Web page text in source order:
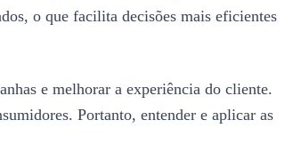
o que facilita decisões mais eficientes
e melhorar a experiência do cliente.
Portanto, entender e aplicar as